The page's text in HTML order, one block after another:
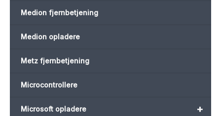
Medion fjernbetjening
Medion opladere
Metz fjernbetjening
Microcontrollere
+
Microsoft opladere